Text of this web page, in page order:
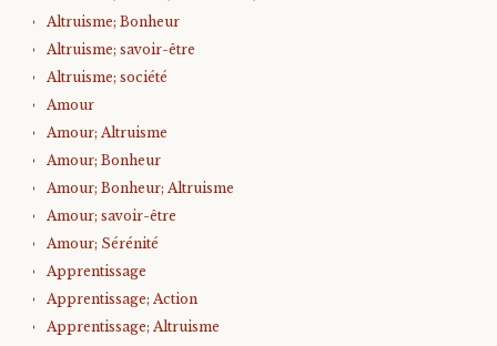
Altruisme; Bonheur
Altruisme; savoir-être
Altruisme; société
Amour
Amour; Altruisme
Amour; Bonheur
Amour; Bonheur; Altruisme
Amour; savoir-être
Amour; Sérénité
Apprentissage
Apprentissage; Action
Apprentissage; Altruisme